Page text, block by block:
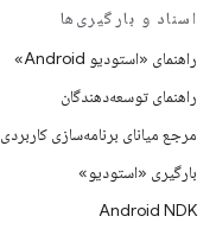
اسناد و بارگیری‌ها
راهنمای «استودیو Android»
راهنمای توسعه‌دهندگان
مرجع میانای برنامه‌سازی کاربردی
بارگیری «استودیو»
Android NDK